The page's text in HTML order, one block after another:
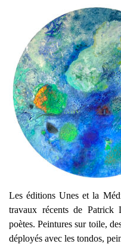
Les éditions Unes et la
travaux récents de Patrick
poètes. Peintures sur toile,
déployés avec les tondos,